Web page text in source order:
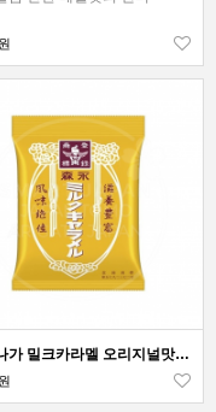
모리나가 밀크카라멜 오리지널맛 봉지형 / 일본 캐러멜